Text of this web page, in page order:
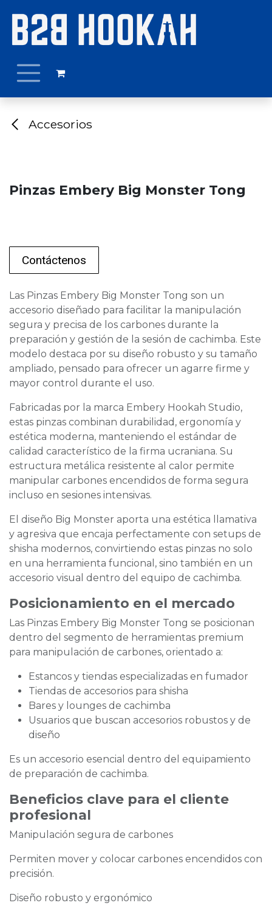
Accesorios
Pinzas Embery Big Monster Tong
Contáctenos
Las Pinzas Embery Big Monster Tong son un
accesorio diseñado para facilitar la manipulación
segura y precisa de los carbones durante la
preparación y gestión de la sesión de cachimba. Este
modelo destaca por su diseño robusto y su tamaño
ampliado, pensado para ofrecer un agarre firme y
mayor control durante el uso.
Fabricadas por la marca Embery Hookah Studio,
estas pinzas combinan durabilidad, ergonomía y
estética moderna, manteniendo el estándar de
calidad característico de la firma ucraniana. Su
estructura metálica resistente al calor permite
manipular carbones encendidos de forma segura
incluso en sesiones intensivas.
El diseño Big Monster aporta una estética llamativa
y agresiva que encaja perfectamente con setups de
shisha modernos, convirtiendo estas pinzas no solo
en una herramienta funcional, sino también en un
accesorio visual dentro del equipo de cachimba.
Posicionamiento en el mercado
Las Pinzas Embery Big Monster Tong se posicionan
dentro del segmento de herramientas premium
para manipulación de carbones, orientado a:
Estancos y tiendas especializadas en fumador
Tiendas de accesorios para shisha
Bares y lounges de cachimba
Usuarios que buscan accesorios robustos y de
diseño
Es un accesorio esencial dentro del equipamiento
de preparación de cachimba.
Beneficios clave para el cliente
profesional
Manipulación segura de carbones
Permiten mover y colocar carbones encendidos con
precisión.
Diseño robusto y ergonómico